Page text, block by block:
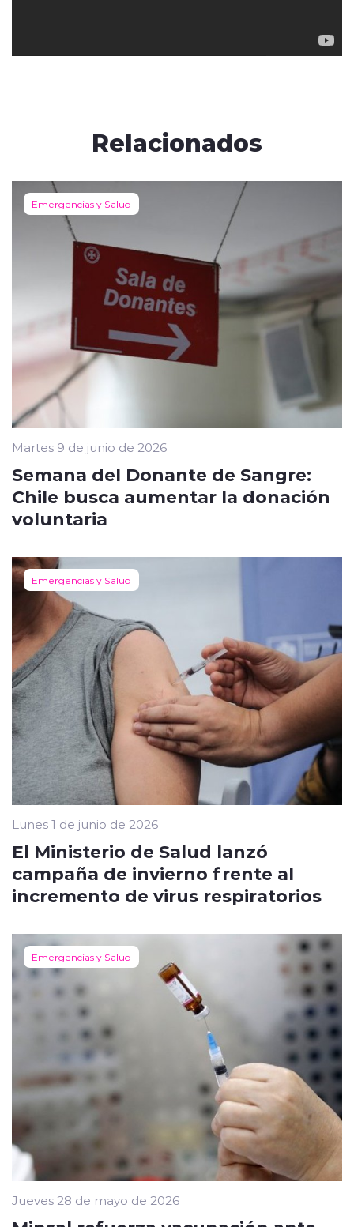
Relacionados
Emergencias y Salud
Martes 9 de junio de 2026
Semana del Donante de Sangre:
Chile busca aumentar la donación
voluntaria
Emergencias y Salud
Lunes 1 de junio de 2026
El Ministerio de Salud lanzó
campaña de invierno frente al
incremento de virus respiratorios
Emergencias y Salud
Jueves 28 de mayo de 2026